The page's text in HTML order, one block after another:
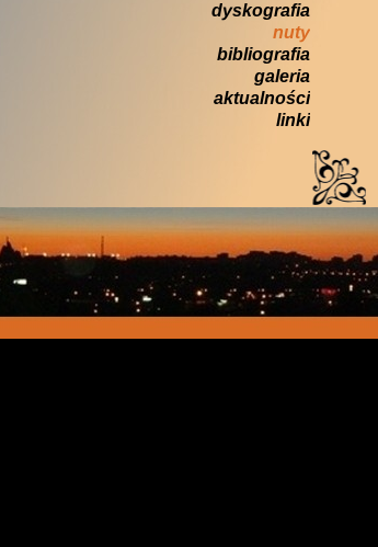
dyskografia
nuty
bibliografia
galeria
aktualności
linki